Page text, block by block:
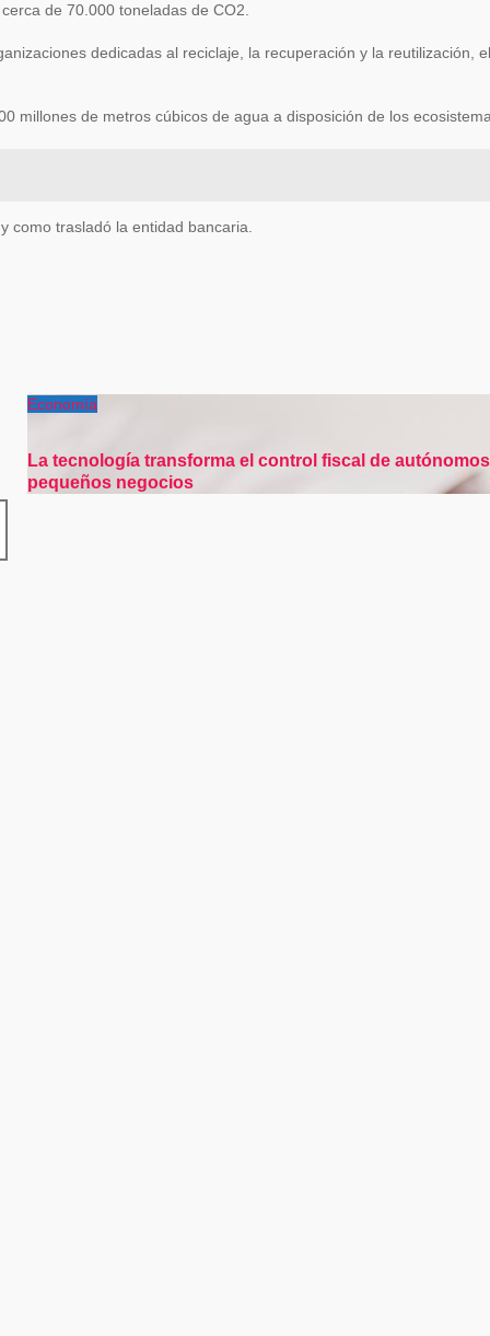
de 70.000 toneladas de CO2.
dedicadas al reciclaje, la recuperación y la reutilización, el
millones de metros cúbicos de agua a disposición de los
como trasladó la entidad bancaria.
Economía
La tecnología transforma el control fiscal de
pequeños negocios